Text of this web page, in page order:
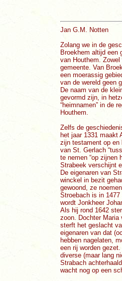
Jan G.M. Notten
Zolang we in de
Broekhem altijd een
van Houthem.
gemeente. Van
een moerassig
van de wereld geen
De naam van de
gevormd zijn, in
“heimnamen” in de
Houthem.
Zelfs de
het jaar 1331 maakt
zijn testament op en
van St. Gerlach
te nemen “op zijnen
Strabeek verschijnt
De eigenaren van
winckel in bezit
gewoond, ze
Stroebach is in
wordt Jonkheer
Als hij rond 1642
zoon. Dochter Maria
sterft het geslacht
eigenaren van dat
hebben nagelaten,
een rij worden
diverse (maar lang
Strabach
wacht nog op een